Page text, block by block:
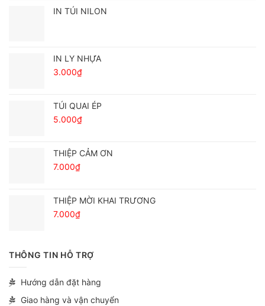
IN TÚI NILON
IN LY NHỰA
3.000₫
TÚI QUAI ÉP
5.000₫
THIỆP CẢM ƠN
7.000₫
THIỆP MỜI KHAI TRƯƠNG
7.000₫
THÔNG TIN HỖ TRỢ
Hướng dẫn đặt hàng
Giao hàng và vận chuyển